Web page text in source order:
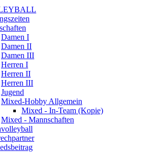
Damen I
Damen II
Damen III
Herren I
Herren II
Herren III
Jugend
Mixed-Hobby Allgemein
Mixed - In-Team (Kopie)
Mixed - Mannschaften